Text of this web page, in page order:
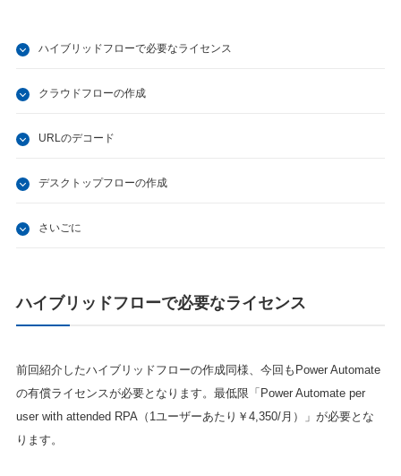
ハイブリッドフローで必要なライセンス
クラウドフローの作成
URLのデコード
デスクトップフローの作成
さいごに
ハイブリッドフローで必要なライセンス
前回紹介したハイブリッドフローの作成同様、今回もPower Automate
の有償ライセンスが必要となります。最低限「Power Automate per
user with attended RPA（1ユーザーあたり￥4,350/月）」が必要とな
ります。